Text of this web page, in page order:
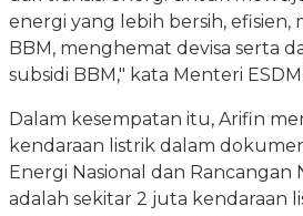
energi yang lebih bersih,
BBM, menghemat devisa serta
subsidi BBM," kata Menteri
Dalam kesempatan itu, Arifin
kendaraan listrik dalam
Energi Nasional dan Rancangan
adalah sekitar 2 juta kendaraan